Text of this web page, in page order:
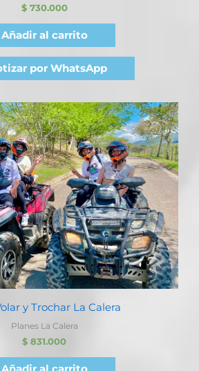
$730.000
Añadir al carrito
por WhatsApp
y Trochar La Calera
Planes La Calera
$ 831.000